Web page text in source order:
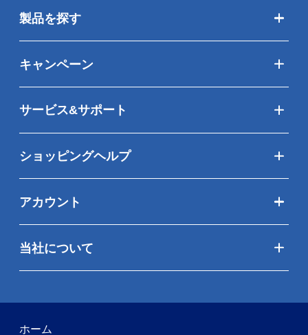
製品を探す
キャンペーン
サービス&サポート
ショッピングヘルプ
アカウント
当社について
ホーム